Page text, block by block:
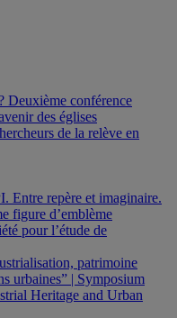
Deuxième conférence
des églises
de la relève en
Entre repère et imaginaire.
figure d’emblème
pour l’étude de
patrimoine
urbaines” | Symposium
Heritage and Urban